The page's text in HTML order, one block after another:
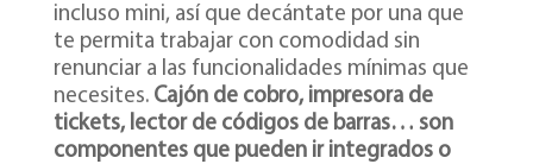
incluso mini, así que decántate por una que
te permita trabajar con comodidad sin
renunciar a las funcionalidades mínimas que
necesites. Cajón de cobro, impresora de
tickets, lector de códigos de barras… son
componentes que pueden ir integrados o